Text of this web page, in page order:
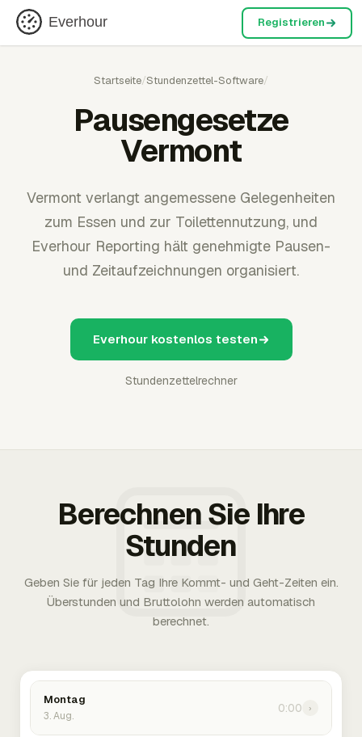
Everhour Registrieren
Startseite/Stundenzettel-Software/
Pausengesetze
Vermont
Vermont verlangt angemessene Gelegenheiten
zum Essen und zur Toilettennutzung, und
Everhour Reporting hält genehmigte Pausen-
und Zeitaufzeichnungen organisiert.
Everhour kostenlos testen
Stundenzettelrechner
Berechnen Sie Ihre
Stunden
Geben Sie für jeden Tag Ihre Kommt- und Geht-Zeiten ein.
Überstunden und Bruttolohn werden automatisch
berechnet.
Montag
3. Aug.
0:00 ›